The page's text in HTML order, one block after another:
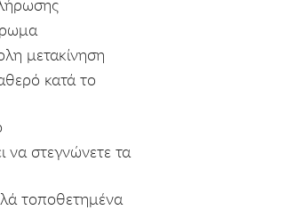
μετακίνηση
κατά το
να στεγνώνετε τα
τοποθετημένα